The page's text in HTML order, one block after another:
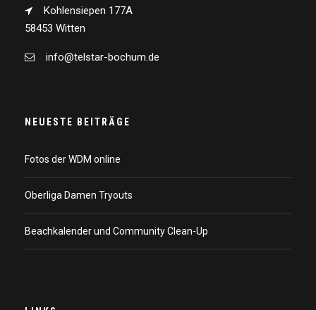
Kohlensiepen 177A
58453 Witten
info@telstar-bochum.de
NEUESTE BEITRÄGE
Fotos der WDM online
Oberliga Damen Tryouts
Beachkalender und Community Clean-Up